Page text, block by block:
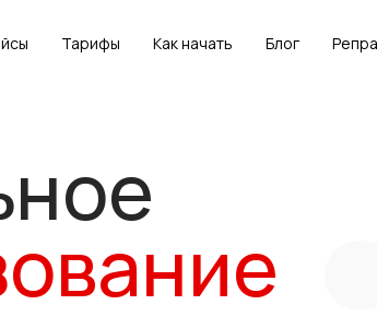
Тарифы Как начать Блог